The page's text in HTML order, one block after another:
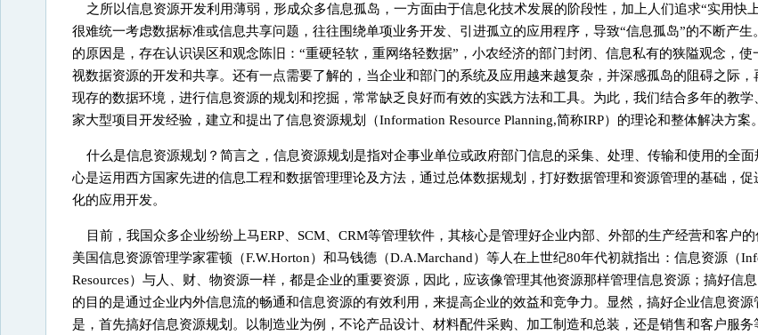
之所以信息资源开发利用薄弱，形成众多信息孤岛，一方面由于信息化技术发展的阶段性，加上人们追求“实用快
很难统一考虑数据标准或信息共享问题，往往围绕单项业务开发、引进孤立的应用程序，导致“信息孤岛”的不断产生
的原因是，存在认识误区和观念陈旧：“重硬轻软，重网络轻数据”，小农经济的部门封闭、信息私有的狭隘观念，使
视数据资源的开发和共享。还有一点需要了解的，当企业和部门的系统及应用越来越复杂，并深感孤岛的阻碍之际，
现存的数据环境，进行信息资源的规划和挖掘，常常缺乏良好而有效的实践方法和工具。为此，我们结合多年的教学
家大型项目开发经验，建立和提出了信息资源规划（Information Resource Planning,简称IRP）的理论和整体解决方案。
什么是信息资源规划？简言之，信息资源规划是指对企事业单位或政府部门信息的采集、处理、传输和使用的全面
心是运用西方国家先进的信息工程和数据管理理论及方法，通过总体数据规划，打好数据管理和资源管理的基础，促
化的应用开发。
目前，我国众多企业纷纷上马ERP、SCM、CRM等管理软件，其核心是管理好企业内部、外部的生产经营和客户的
美国信息资源管理学家霍顿（F.W.Horton）和马钱德（D.A.Marchand）等人在上世纪80年代初就指出：信息资源（
Resources）与人、财、物资源一样，都是企业的重要资源，因此，应该像管理其他资源那样管理信息资源；搞好信
的目的是通过企业内外信息流的畅通和信息资源的有效利用，来提高企业的效益和竞争力。显然，搞好企业信息资源
是，首先搞好信息资源规划。以制造业为例，不论产品设计、材料配件采购、加工制造和总装，还是销售和客户服务